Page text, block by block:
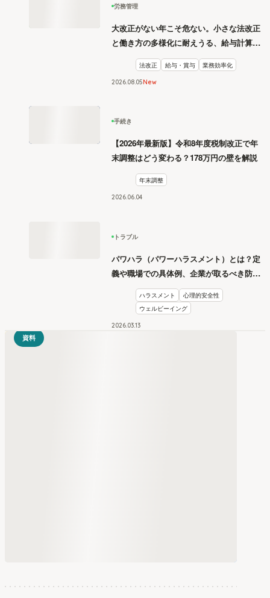
労務管理
大改正がない年こそ危ない。小さな法改正
と働き方の多様化に耐えうる、給与計算と
リスク管理
法改正 給与・賞与 業務効率化
2026.08 05New
手続き
【2026年最新版】令和8年度税制改正で年
末調整はどう変わる？178万円の壁を解説
年末調整
2026.06 04
トラブル
パワハラ（パワーハラスメント）とは？定
義や職場での具体例、企業が取るべき防止
措置を学ぶ
ハラスメント
心理的安全性
ウェルビーイング
2026.0313
資料